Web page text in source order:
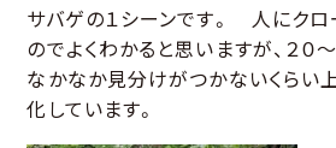
サバゲの１シーンです。 人にクロ
のでよくわかると思いますが、２０
なかなか見分けがつかないくらい
化しています。